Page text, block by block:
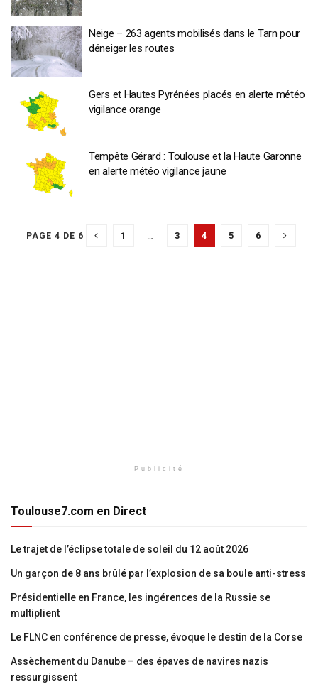
Neige – 263 agents mobilisés dans le Tarn pour
déneiger les routes
Gers et Hautes Pyrénées placés en alerte météo
vigilance orange
Tempête Gérard : Toulouse et la Haute Garonne
en alerte météo vigilance jaune
PAGE 4 DE 6 1 … 3 4 5 6
Publicité
Toulouse7.com en Direct
Le trajet de l’éclipse totale de soleil du 12 août 2026
Un garçon de 8 ans brûlé par l’explosion de sa boule anti-stress
Présidentielle en France, les ingérences de la Russie se
multiplient
Le FLNC en conférence de presse, évoque le destin de la Corse
Assèchement du Danube – des épaves de navires nazis
ressurgissent